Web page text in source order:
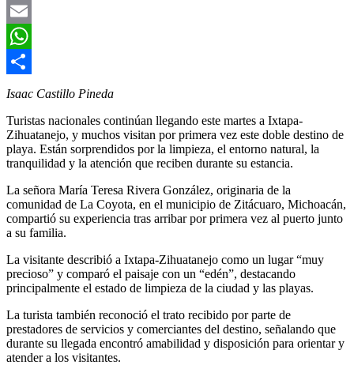
Twitter
Email
WhatsApp
Compartir
Isaac Castillo Pineda
Turistas nacionales continúan llegando este martes a Ixtapa-
Zihuatanejo, y muchos visitan por primera vez este doble destino de
playa. Están sorprendidos por la limpieza, el entorno natural, la
tranquilidad y la atención que reciben durante su estancia.
La señora María Teresa Rivera González, originaria de la
comunidad de La Coyota, en el municipio de Zitácuaro, Michoacán,
compartió su experiencia tras arribar por primera vez al puerto junto
a su familia.
La visitante describió a Ixtapa-Zihuatanejo como un lugar “muy
precioso” y comparó el paisaje con un “edén”, destacando
principalmente el estado de limpieza de la ciudad y las playas.
La turista también reconoció el trato recibido por parte de
prestadores de servicios y comerciantes del destino, señalando que
durante su llegada encontró amabilidad y disposición para orientar y
atender a los visitantes.